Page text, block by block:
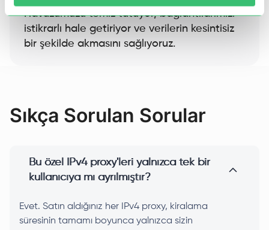
Havuzumuzu temiz tutuyor, bağlantılarımızı
istikrarlı hale getiriyor ve verilerin kesintisiz
bir şekilde akmasını sağlıyoruz.
Sıkça Sorulan Sorular
Bu özel IPv4 proxy'leri yalnızca tek bir
kullanıcıya mı ayrılmıştır?
Evet. Satın aldığınız her IPv4 proxy, kiralama
süresinin tamamı boyunca yalnızca sizin